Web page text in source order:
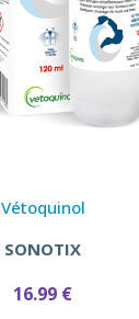
Vétoquinol
SONOTIX
16.99 €